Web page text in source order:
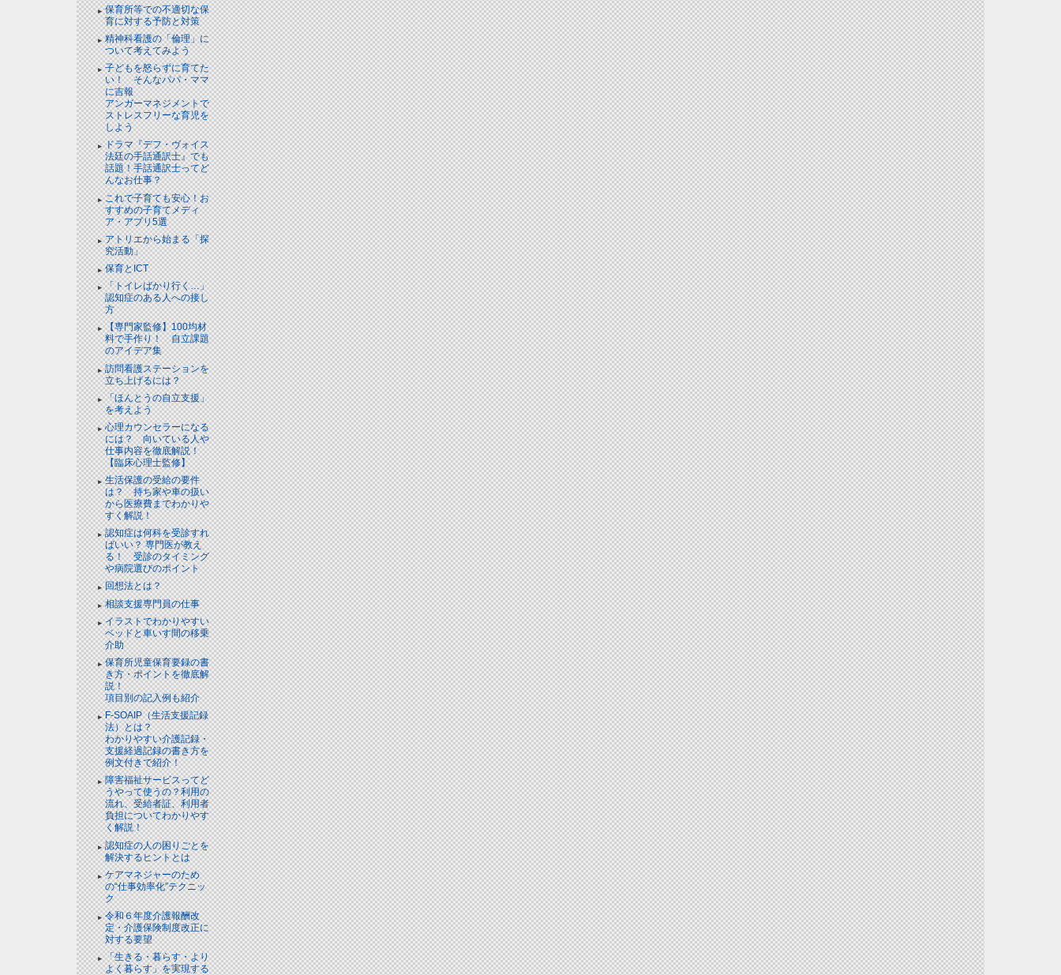
保育所等での不適切な保
育に対する予防と対策
精神科看護の「倫理」に
ついて考えてみよう
子どもを怒らずに育てた
い！ そんなパパ・ママ
に吉報
アンガーマネジメントで
ストレスフリーな育児を
しよう
ドラマ『デフ・ヴォイス
法廷の手話通訳士』でも
話題！手話通訳士ってど
んなお仕事？
これで子育ても安心！お
すすめの子育てメディ
ア・アプリ5選
アトリエから始まる「探
究活動」
保育とICT
「トイレばかり行く…」
認知症のある人への接し
方
【専門家監修】100均材
料で手作り！ 自立課題
のアイデア集
訪問看護ステーションを
立ち上げるには？
「ほんとうの自立支援」
を考えよう
心理カウンセラーになる
には？ 向いている人や
仕事内容を徹底解説！
【臨床心理士監修】
生活保護の受給の要件
は？ 持ち家や車の扱い
から医療費までわかりや
すく解説！
認知症は何科を受診すれ
ばいい？ 専門医が教え
る！ 受診のタイミング
や病院選びのポイント
回想法とは？
相談支援専門員の仕事
イラストでわかりやすい
ベッドと⾞いす間の移乗
介助
保育所児童保育要録の書
き方・ポイントを徹底解
説！
項目別の記入例も紹介
F-SOAIP（生活支援記録
法）とは？
わかりやすい介護記録・
支援経過記録の書き方を
例文付きで紹介！
障害福祉サービスってど
うやって使うの？利用の
流れ、受給者証、利用者
負担についてわかりやす
く解説！
認知症の人の困りごとを
解決するヒントとは
ケアマネジャーのため
の“仕事効率化”テクニッ
ク
令和６年度介護報酬改
定・介護保険制度改正に
対する要望
「生きる・暮らす・より
よく暮らす」を実現する